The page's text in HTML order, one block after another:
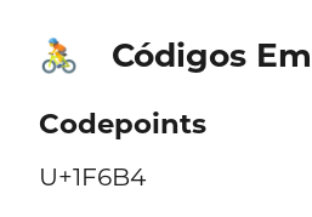
🚴 Códigos
Codepoints
U+1F6B4